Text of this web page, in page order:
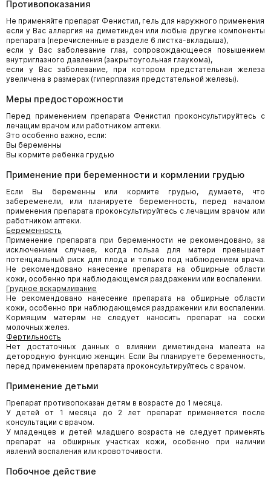
Противопоказания
Не применяйте препарат Фенистил, гель для наружного применения
если у Вас аллергия на диметинден или любые другие компоненты
препарата (перечисленные в разделе 6 листка-вкладыша),
если у Вас заболевание глаз, сопровождающееся повышением
внутриглазного давления (закрытоугольная глаукома),
если у Вас заболевание, при котором предстательная железа
увеличена в размерах (гиперплазия предстательной железы).
Меры предосторожности
Перед применением препарата Фенистил проконсультируйтесь с
лечащим врачом или работником аптеки.
Это особенно важно, если:
Вы беременны
Вы кормите ребенка грудью
Применение при беременности и кормлении грудью
Если Вы беременны или кормите грудью, думаете, что
забеременели, или планируете беременность, перед началом
применения препарата проконсультируйтесь с лечащим врачом или
работником аптеки.
Беременность
Применение препарата при беременности не рекомендовано, за
исключением случаев, когда польза для матери превышает
потенциальный риск для плода и только под наблюдением врача.
Не рекомендовано нанесение препарата на обширные области
кожи, особенно при наблюдающемся раздражении или воспалении.
Грудное вскармливание
Не рекомендовано нанесение препарата на обширные области
кожи, особенно при наблюдающемся раздражении или воспалении.
Кормящим матерям не следует наносить препарат на соски
молочных желез.
Фертильность
Нет достаточных данных о влиянии диметиндена малеата на
детородную функцию женщин. Если Вы планируете беременность,
перед применением препарата проконсультируйтесь с врачом.
Применение детьми
Препарат противопоказан детям в возрасте до 1 месяца.
У детей от 1 месяца до 2 лет препарат применяется после
консультации с врачом.
У младенцев и детей младшего возраста не следует применять
препарат на обширных участках кожи, особенно при наличии
явлений воспаления или кровоточивости.
Побочное действие